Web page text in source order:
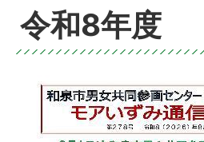
令和8年度